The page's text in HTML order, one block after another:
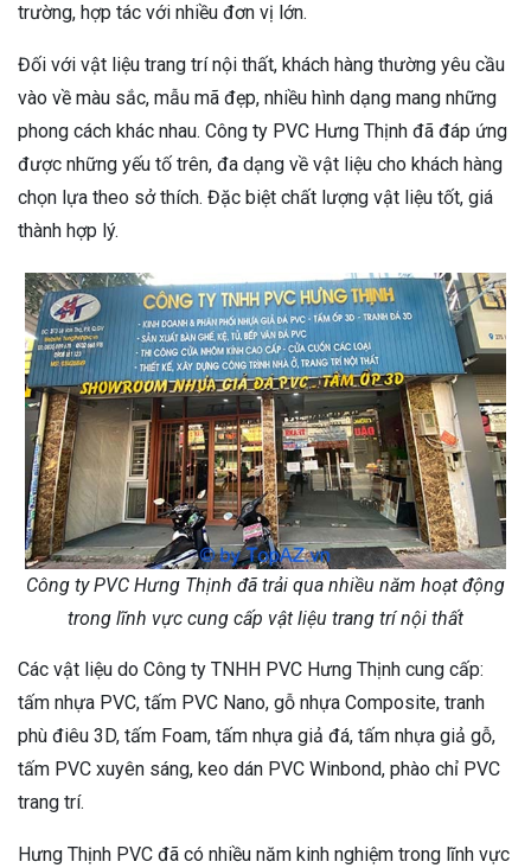
trường, hợp tác với nhiều đơn vị lớn.
Đối với vật liệu trang trí nội thất, khách hàng thường yêu cầu
vào về màu sắc, mẫu mã đẹp, nhiều hình dạng mang những
phong cách khác nhau. Công ty PVC Hưng Thịnh đã đáp ứng
được những yếu tố trên, đa dạng về vật liệu cho khách hàng
chọn lựa theo sở thích. Đặc biệt chất lượng vật liệu tốt, giá
thành hợp lý.
Công ty PVC Hưng Thịnh đã trải qua nhiều năm hoạt động
trong lĩnh vực cung cấp vật liệu trang trí nội thất
Các vật liệu do Công ty TNHH PVC Hưng Thịnh cung cấp:
tấm nhựa PVC, tấm PVC Nano, gỗ nhựa Composite, tranh
phù điêu 3D, tấm Foam, tấm nhựa giả đá, tấm nhựa giả gỗ,
tấm PVC xuyên sáng, keo dán PVC Winbond, phào chỉ PVC
trang trí.
Hưng Thịnh PVC đã có nhiều năm kinh nghiệm trong lĩnh vực